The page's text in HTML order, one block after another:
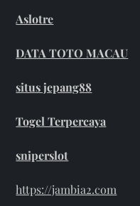
Aslotre
DATA TOTO MACAU
situs jepang88
Togel Terpercaya
sniperslot
https://jambia2.com